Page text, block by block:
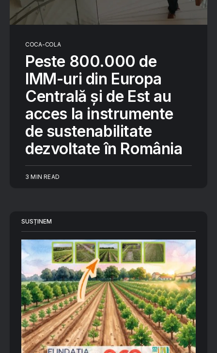
COCA-COLA
Peste 800.000 de
IMM-uri din Europa
Centrală și de Est au
acces la instrumente
de sustenabilitate
dezvoltate în România
3 MIN READ
SUSȚINEM